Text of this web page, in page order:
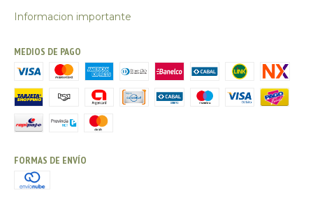
Informacion importante
MEDIOS DE PAGO
FORMAS DE ENVÍO